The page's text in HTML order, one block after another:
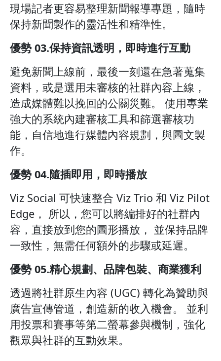
現場記者更容易整理新聞報導專題，隨時
保持新聞製作的靈活性和精準性。
優勢 03.保持資訊透明，即時進行互動
避免新聞上線前，最後一刻還在急著蒐集
資料，或是選用未審核的社群內容上線，
造成媒體難以挽回的公關災難。 使用專業
強大的系統內建審核工具和篩選審核功
能，自信地進行媒體內容規劃，與圖文製
作。
優勢 04.隨插即用，即時播放
Viz Social 可快速整合 Viz Trio 和 Viz Pilot
Edge， 所以，您可以將編排好的社群內
容，直接放到您的圖形播放， 並保持品牌
一致性，無需任何額外的步驟或延遲。
優勢 05.精心規劃、品牌包裝、商業獲利
透過將社群原生內容 (UGC) 轉化為贊助與
廣告宣傳管道，創造新的收入機會。 並利
用投票和賽事等第二螢幕參與機制，強化
觀眾與社群的互動效果。